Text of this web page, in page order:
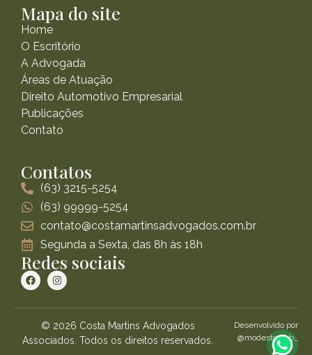
Mapa do site
Home
O Escritório
A Advogada
Áreas de Atuação
Direito Automotivo Empresarial
Publicações
Contato
Contatos
(63) 3215-5254
(63) 99999-5254
contato@costamartinsadvogados.com.br
Segunda a Sexta, das 8h às 18h
Redes sociais
© 2026 Costa Martins Advogados
Associados. Todos os direitos reservados.
Desenvolvido por
@modestoweb_